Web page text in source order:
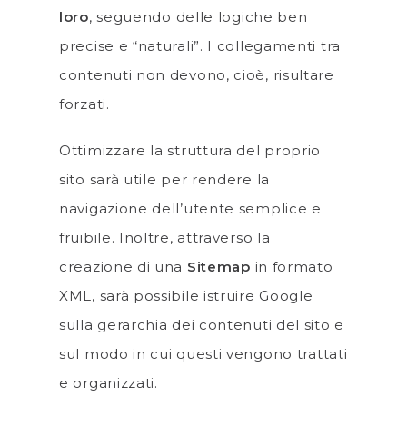
loro, seguendo delle logiche ben
precise e “naturali”. I collegamenti tra
contenuti non devono, cioè, risultare
forzati.
Ottimizzare la struttura del proprio
sito sarà utile per rendere la
navigazione dell’utente semplice e
fruibile. Inoltre, attraverso la
creazione di una Sitemap in formato
XML, sarà possibile istruire Google
sulla gerarchia dei contenuti del sito e
sul modo in cui questi vengono trattati
e organizzati.